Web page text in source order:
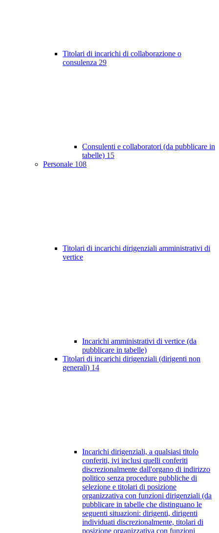
Titolari di incarichi di collaborazione o
consulenza 29
Consulenti e collaboratori (da pubblicare in
tabelle) 15
Personale 108
Titolari di incarichi dirigenziali amministrativi di
vertice
Incarichi amministrativi di vertice (da
pubblicare in tabelle)
Titolari di incarichi dirigenziali (dirigenti non
generali) 14
Incarichi dirigenziali, a qualsiasi titolo
conferiti, ivi inclusi quelli conferiti
discrezionalmente dall'organo di indirizzo
politico senza procedure pubbliche di
selezione e titolari di posizione
organizzativa con funzioni dirigenziali (da
pubblicare in tabelle che distinguano le
seguenti situazioni: dirigenti, dirigenti
individuati discrezionalmente, titolari di
posizione organizzativa con funzioni